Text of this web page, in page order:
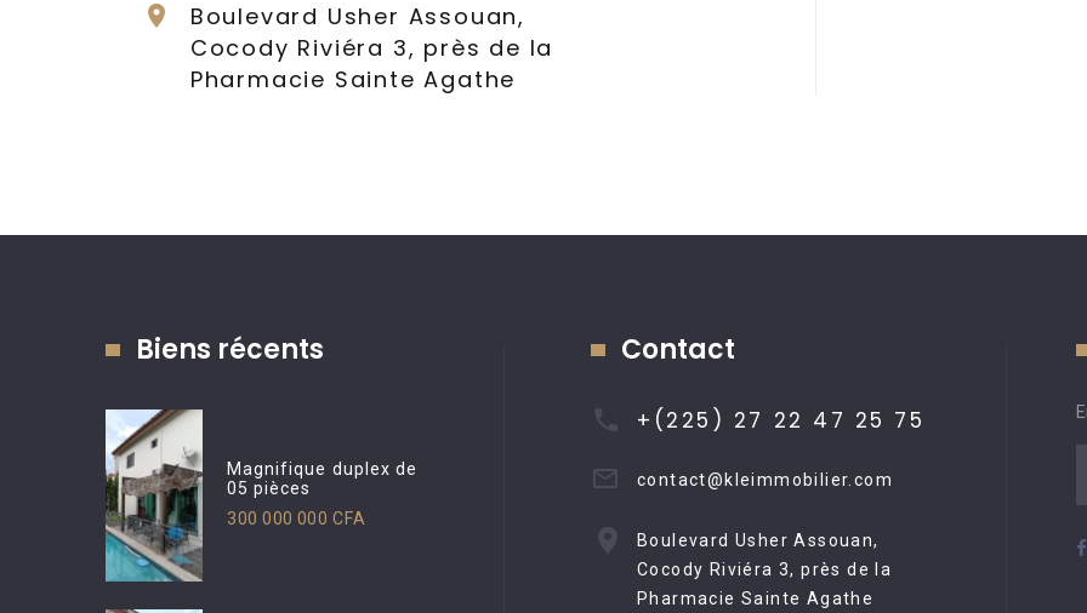
Boulevard Usher Assouan,
Cocody Riviéra 3, près de la
Pharmacie Sainte Agathe
Biens récents
Magnifique duplex de
05 pièces
300 000 000 CFA
Contact
+(225) 27 22 47 25 75
contact@kleimmobilier.com
Boulevard Usher Assouan,
Cocody Riviéra 3, près de la
Pharmacie Sainte Agathe